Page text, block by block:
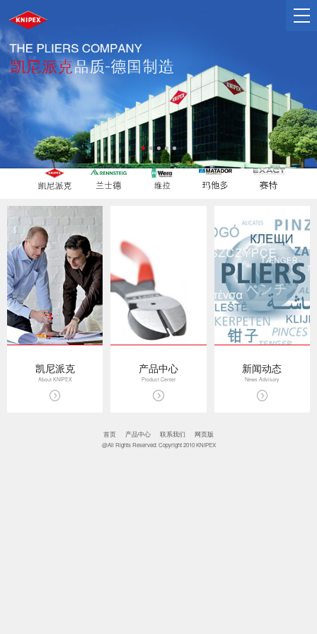
凯尼派克
About KNIPEX
产品中心
Product Center
新闻动态
News Advisory
首页 产品中心 联系我们 网页版
@All Rights Reserved: Copyright 2010 KNIPEX